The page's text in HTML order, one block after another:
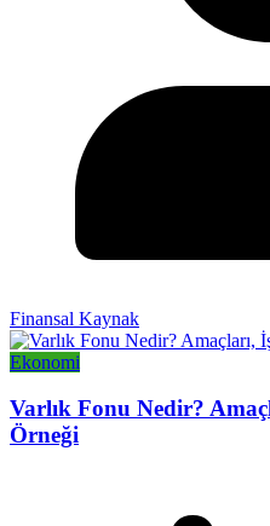
Finansal Kaynak
Ekonomi
Varlık Fonu Nedir?
Örneği